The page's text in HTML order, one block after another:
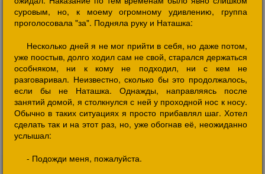
суровым, но, к моему огромному удивлению, группа
проголосовала "за". Подняла руку и Наташка:
Несколько дней я не мог прийти в себя, но даже потом,
уже поостыв, долго ходил сам не свой, старался держаться
особняком, ни к кому не подходил, ни с кем не
разговаривал. Неизвестно, сколько бы это продолжалось,
если бы не Наташка. Однажды, направляясь после
занятий домой, я столкнулся с ней у проходной нос к носу.
Обычно в таких ситуациях я просто прибавлял шаг. Хотел
сделать так и на этот раз, но, уже обогнав её, неожиданно
услышал:
- Подожди меня, пожалуйста.